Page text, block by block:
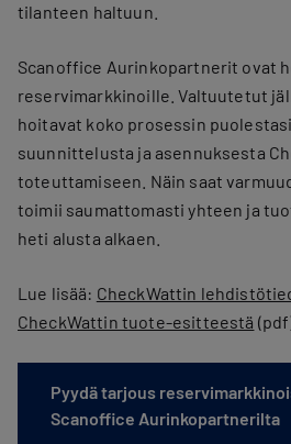
tilanteen haltuun.
Scanoffice Aurinkopartnerit ovat
reservimarkkinoille. Valtuutetut
hoitavat koko prosessin
suunnittelusta ja asennuksesta
toteuttamiseen. Näin saat
toimii saumattomasti yhteen ja
heti alusta alkaen.
Lue lisää: CheckWattin
CheckWattin tuote-esitteestä
Pyydä tarjous
Scanoffice Aurinkopartnerilta